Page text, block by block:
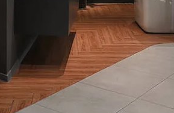
riêng bạn và chỉnh sửa tôi. Dễ thôi.